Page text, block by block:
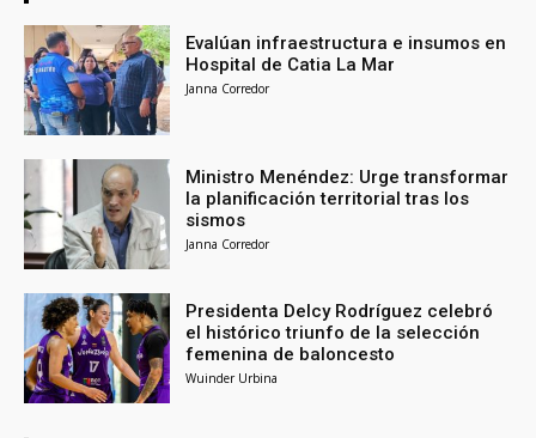
Evalúan infraestructura e insumos en
Hospital de Catia La Mar
Janna Corredor
Ministro Menéndez: Urge transformar
la planificación territorial tras los
sismos
Janna Corredor
Presidenta Delcy Rodríguez celebró
el histórico triunfo de la selección
femenina de baloncesto
Wuinder Urbina